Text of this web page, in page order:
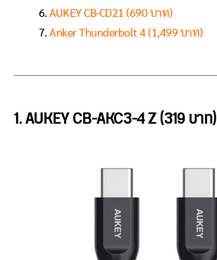
AUKEY CB-CD21 (690 บาท)
Anker Thunderbolt 4 (1,499 บาท)
1. AUKEY CB-AKC3-4 Z (319 บาท)